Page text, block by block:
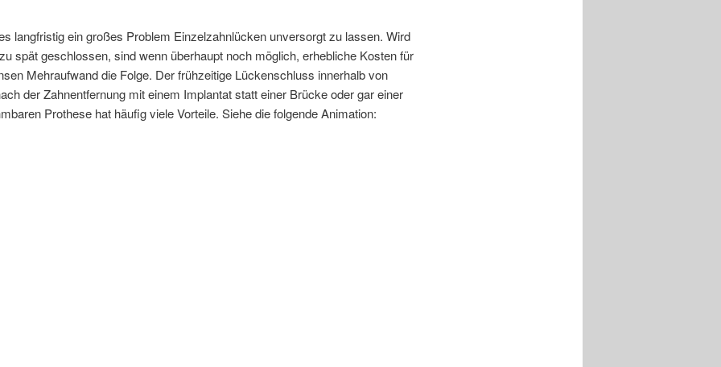
langfristig ein großes Problem Einzelzahnlücken unversorgt zu lassen. Wird
spät geschlossen, sind wenn überhaupt noch möglich, erhebliche Kosten für
Mehraufwand die Folge. Der frühzeitige Lückenschluss innerhalb von
der Zahnentfernung mit einem Implantat statt einer Brücke oder gar einer
Prothese hat häufig viele Vorteile. Siehe die folgende Animation: